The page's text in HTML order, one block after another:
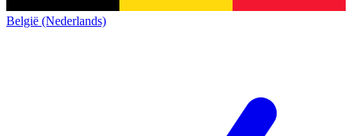
België (Nederlands)